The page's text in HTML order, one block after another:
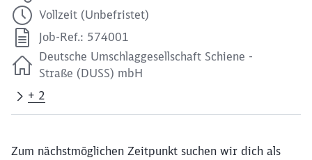
Vollzeit (Unbefristet)
Job-Ref.: 574001
Deutsche Umschlaggesellschaft Schiene -
Straße (DUSS) mbH
+ 2
Zum nächstmöglichen Zeitpunkt suchen wir dich als